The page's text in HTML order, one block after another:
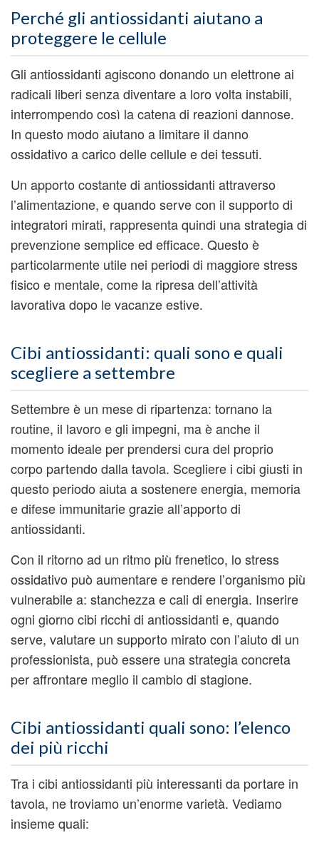
Perché gli antiossidanti aiutano a
proteggere le cellule
Gli antiossidanti agiscono donando un elettrone ai
radicali liberi senza diventare a loro volta instabili,
interrompendo così la catena di reazioni dannose.
In questo modo aiutano a limitare il danno
ossidativo a carico delle cellule e dei tessuti.
Un apporto costante di antiossidanti attraverso
l’alimentazione, e quando serve con il supporto di
integratori mirati, rappresenta quindi una strategia di
prevenzione semplice ed efficace. Questo è
particolarmente utile nei periodi di maggiore stress
fisico e mentale, come la ripresa dell’attività
lavorativa dopo le vacanze estive.
Cibi antiossidanti: quali sono e quali
scegliere a settembre
Settembre è un mese di ripartenza: tornano la
routine, il lavoro e gli impegni, ma è anche il
momento ideale per prendersi cura del proprio
corpo partendo dalla tavola. Scegliere i cibi giusti in
questo periodo aiuta a sostenere energia, memoria
e difese immunitarie grazie all’apporto di
antiossidanti.
Con il ritorno ad un ritmo più frenetico, lo stress
ossidativo può aumentare e rendere l’organismo più
vulnerabile a: stanchezza e cali di energia. Inserire
ogni giorno cibi ricchi di antiossidanti e, quando
serve, valutare un supporto mirato con l’aiuto di un
professionista, può essere una strategia concreta
per affrontare meglio il cambio di stagione.
Cibi antiossidanti quali sono: l’elenco
dei più ricchi
Tra i cibi antiossidanti più interessanti da portare in
tavola, ne troviamo un’enorme varietà. Vediamo
insieme quali: